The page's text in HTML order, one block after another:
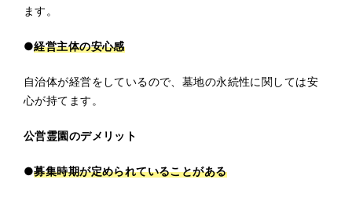
ます。
●経営主体の安心感
自治体が経営をしているので、墓地の永続性に関しては安
心が持てます。
公営霊園のデメリット
●募集時期が定められていることがある